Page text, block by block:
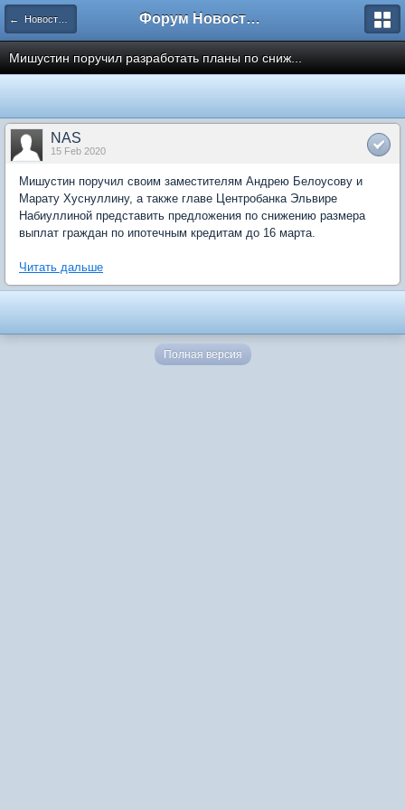
← Новости рынка недвижимости Форум Новостройки
Мишустин поручил разработать планы по сниж...
NAS
15 Feb 2020
Мишустин поручил своим заместителям Андрею Белоусову и
Марату Хуснуллину, а также главе Центробанка Эльвире
Набиуллиной представить предложения по снижению размера
выплат граждан по ипотечным кредитам до 16 марта.
Читать дальше
Полная версия